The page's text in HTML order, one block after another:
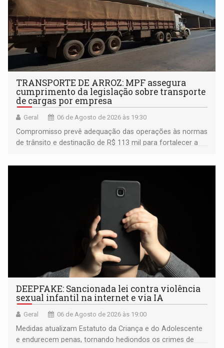
TRANSPORTE DE ARROZ: MPF assegura
cumprimento da legislação sobre transporte
de cargas por empresa
Geral 06 de Agosto de 2026 às 19:30
Compromisso prevê adequação das operações às normas
de trânsito e destinação de R$ 113 mil para fortalecer a
DEEPFAKE: Sancionada lei contra violência
sexual infantil na internet e via IA
Geral 06 de Agosto de 2026 às 19:00
Medidas atualizam Estatuto da Criança e do Adolescente
e endurecem penas, tornando hediondos os crimes de